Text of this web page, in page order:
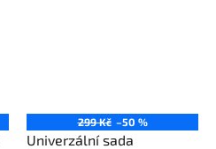
299 Kč –50 %
Univerzální sada